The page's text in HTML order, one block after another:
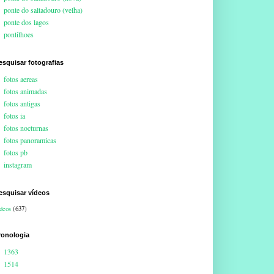
ponte do saltadouro (velha)
ponte dos lagos
pontilhoes
fotografias
fotos aereas
fotos animadas
fotos antigas
fotos ia
fotos nocturnas
fotos panoramicas
fotos pb
instagram
vídeos
(637)
1363
1514